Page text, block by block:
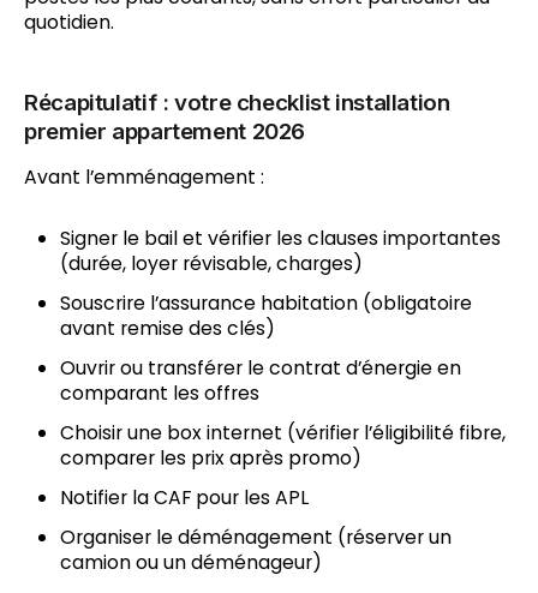
quotidien.
Récapitulatif : votre checklist installation
premier appartement 2026
Avant l’emménagement :
Signer le bail et vérifier les clauses importantes
(durée, loyer révisable, charges)
Souscrire l’assurance habitation (obligatoire
avant remise des clés)
Ouvrir ou transférer le contrat d’énergie en
comparant les offres
Choisir une box internet (vérifier l’éligibilité fibre,
comparer les prix après promo)
Notifier la CAF pour les APL
Organiser le déménagement (réserver un
camion ou un déménageur)